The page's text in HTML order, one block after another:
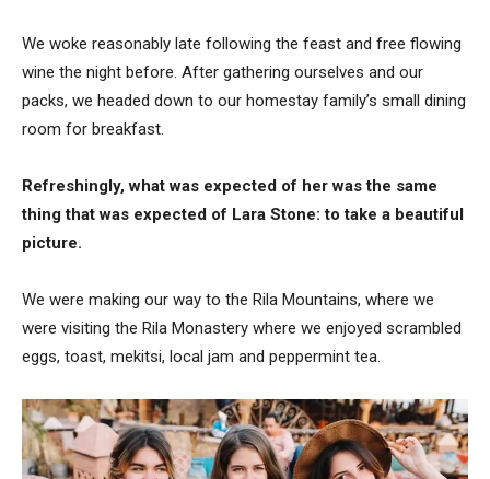
We woke reasonably late following the feast and free flowing
wine the night before. After gathering ourselves and our
packs, we headed down to our homestay family’s small dining
room for breakfast.
Refreshingly, what was expected of her was the same
thing that was expected of Lara Stone: to take a beautiful
picture.
We were making our way to the Rila Mountains, where we
were visiting the Rila Monastery where we enjoyed scrambled
eggs, toast, mekitsi, local jam and peppermint tea.